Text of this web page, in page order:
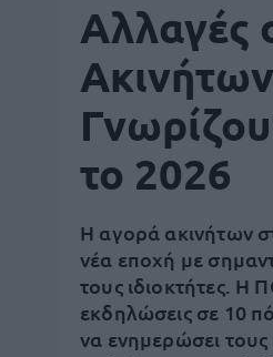
Αλλαγές
το 2026
Η αγορά ακινήτων
νέα εποχή με
τους ιδιοκτήτες.
εκδηλώσεις σε 10
να ενημερώσει τους